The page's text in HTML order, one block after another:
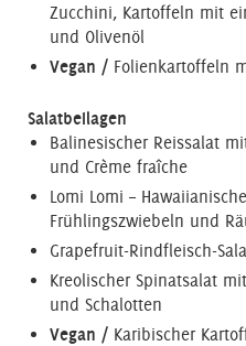
Zucchini, Kartoffeln mit
und Olivenöl
Vegan / Folienkartoffeln
Salatbeilagen
Balinesischer Reissalat
und Crème fraîche
Lomi Lomi –
Frühlingszwiebeln und
Grapefruit-Rindfleisch-
Kreolischer Spinatsalat
und Schalotten
Vegan / Karibischer